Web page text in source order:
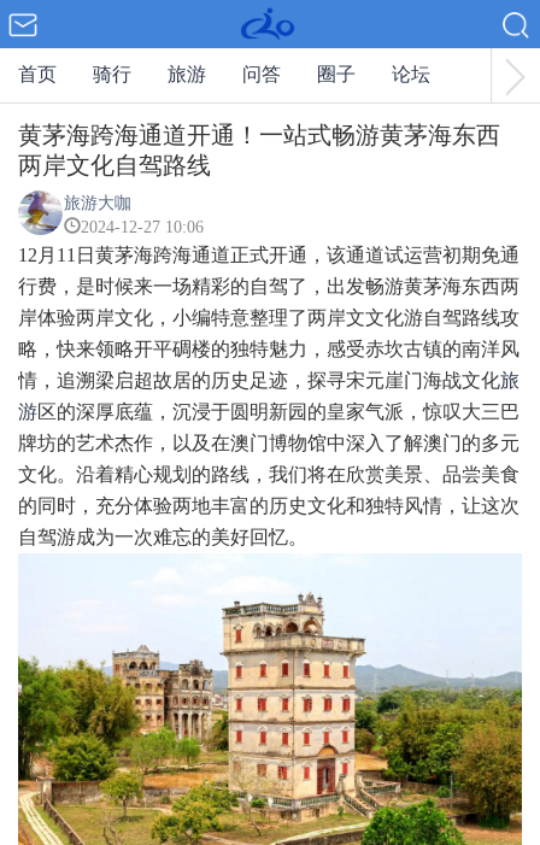
首页 骑行 旅游 问答 圈子 论坛
黄茅海跨海通道开通！一站式畅游黄茅海东西
两岸文化自驾路线
旅游大咖
2024-12-27 10:06
12月11日黄茅海跨海通道正式开通，该通道试运营初期免通
行费，是时候来一场精彩的自驾了，出发畅游黄茅海东西两
岸体验两岸文化，小编特意整理了两岸文文化游自驾路线攻
略，快来领略开平碉楼的独特魅力，感受赤坎古镇的南洋风
情，追溯梁启超故居的历史足迹，探寻宋元崖门海战文化旅
游区的深厚底蕴，沉浸于圆明新园的皇家气派，惊叹大三巴
牌坊的艺术杰作，以及在澳门博物馆中深入了解澳门的多元
文化。沿着精心规划的路线，我们将在欣赏美景、品尝美食
的同时，充分体验两地丰富的历史文化和独特风情，让这次
自驾游成为一次难忘的美好回忆。